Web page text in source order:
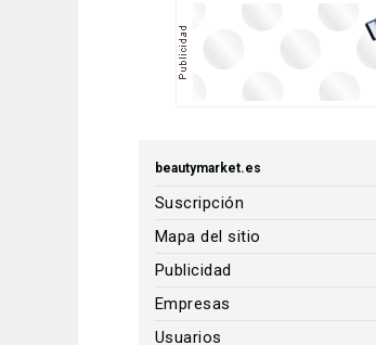
beautymarket.es
Suscripción
Mapa del sitio
Publicidad
Empresas
Usuarios